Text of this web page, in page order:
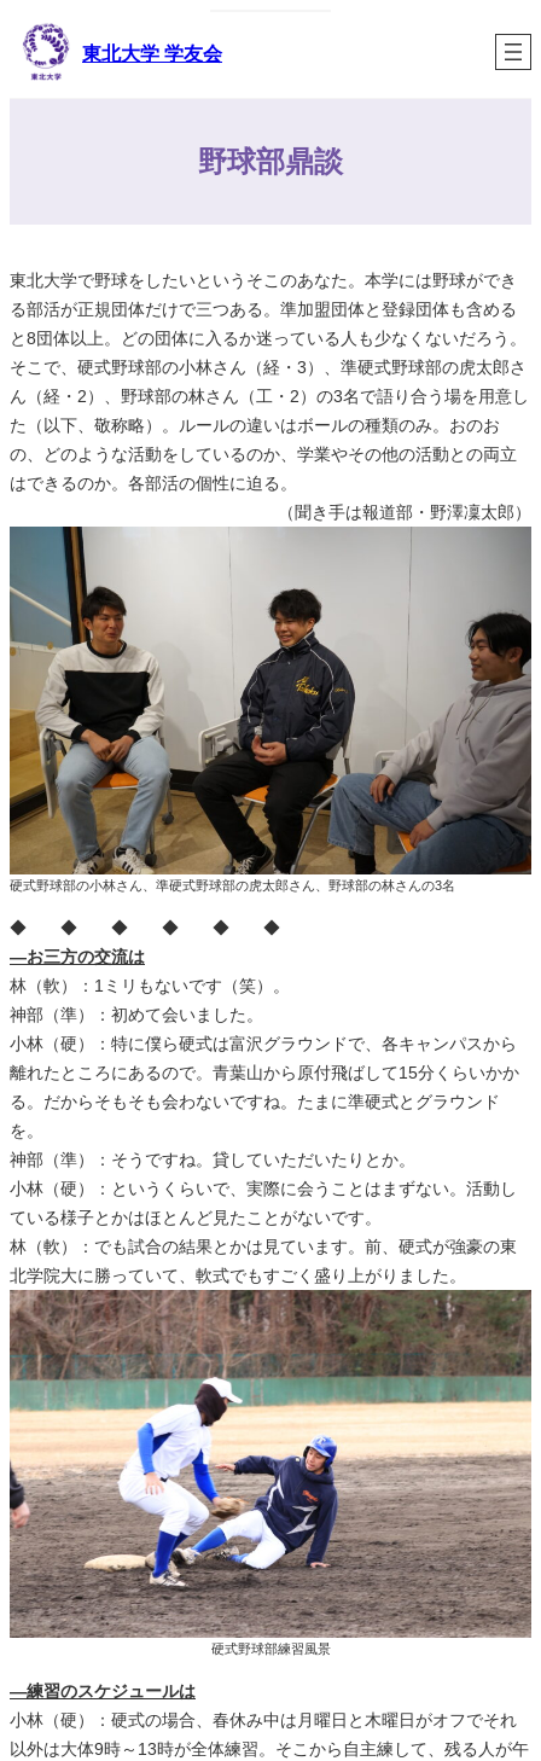
容
東北大学 学友会
野球部鼎談
東北大学で野球をしたいというそこのあなた。本学には野球ができ
る部活が正規団体だけで三つある。準加盟団体と登録団体も含める
と8団体以上。どの団体に入るか迷っている人も少なくないだろう。
そこで、硬式野球部の小林さん（経・3）、準硬式野球部の虎太郎さ
ん（経・2）、野球部の林さん（工・2）の3名で語り合う場を用意し
た（以下、敬称略）。ルールの違いはボールの種類のみ。おのお
の、どのような活動をしているのか、学業やその他の活動との両立
はできるのか。各部活の個性に迫る。
（聞き手は報道部・野澤凜太郎）
硬式野球部の小林さん、準硬式野球部の虎太郎さん、野球部の林さんの3名
◆ ◆ ◆ ◆ ◆ ◆
―お三方の交流は
林（軟）：1ミリもないです（笑）。
神部（準）：初めて会いました。
小林（硬）：特に僕ら硬式は富沢グラウンドで、各キャンパスから
離れたところにあるので。青葉山から原付飛ばして15分くらいかか
る。だからそもそも会わないですね。たまに準硬式とグラウンド
を。
神部（準）：そうですね。貸していただいたりとか。
小林（硬）：というくらいで、実際に会うことはまずない。活動し
ている様子とかはほとんど見たことがないです。
林（軟）：でも試合の結果とかは見ています。前、硬式が強豪の東
北学院大に勝っていて、軟式でもすごく盛り上がりました。
硬式野球部練習風景
―練習のスケジュールは
小林（硬）：硬式の場合、春休み中は月曜日と木曜日がオフでそれ
以外は大体9時～13時が全体練習。そこから自主練して、残る人が午